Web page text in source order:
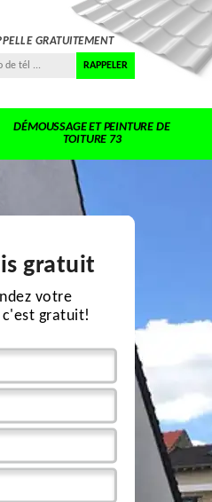
GRATUITEMENT
DÉMOUSSAGE ET PEINTURE DE
TOITURE 73
gratuit
votre
c'est gratuit!